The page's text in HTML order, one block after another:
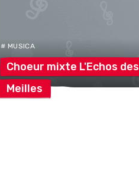
# MUSICA
Choeur mixte L'Echos des
Meilles